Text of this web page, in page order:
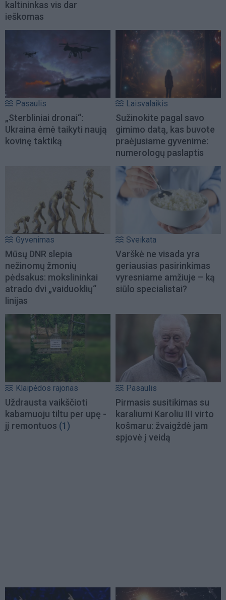
kaltininkas vis dar
ieškomas
Pasaulis
„Sterbliniai dronai“:
Ukraina ėmė taikyti naują
kovinę taktiką
Laisvalaikis
Sužinokite pagal savo
gimimo datą, kas buvote
praėjusiame gyvenime:
numerologų paslaptis
Gyvenimas
Mūsų DNR slepia
nežinomų žmonių
pėdsakus: mokslininkai
atrado dvi „vaiduoklių“
linijas
Sveikata
Varškė ne visada yra
geriausias pasirinkimas
vyresniame amžiuje – ką
siūlo specialistai?
Klaipėdos rajonas
Uždrausta vaikščioti
kabamuoju tiltu per upę -
jį remontuos (1)
Pasaulis
Pirmasis susitikimas su
karaliumi Karoliu III virto
košmaru: žvaigždė jam
spjovė į veidą